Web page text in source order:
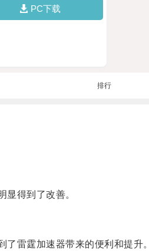
PC下载
排行
得到了改善。
雷霆加速器带来的便利和提升。